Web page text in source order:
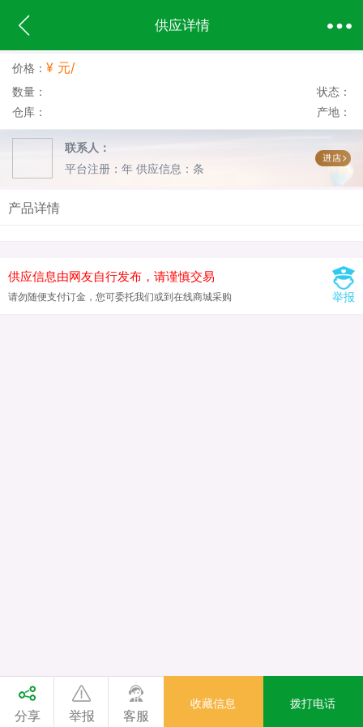
供应详情
分享 举报 客服
收藏信息 拨打电话
价格： ¥ 元/
数量：
仓库：
状态：
产地：
联系人：
平台注册：年 供应信息：条
产品详情
举报
供应信息由网友自行发布，请谨慎交易
请勿随便支付订金，您可委托我们或到在线商城采购